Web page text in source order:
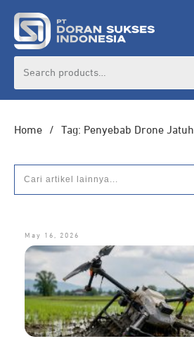
Home / Tag: Penyebab Drone Jatuh
May 16, 2026